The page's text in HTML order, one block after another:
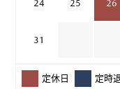
24 25 26
31
定休日 定時